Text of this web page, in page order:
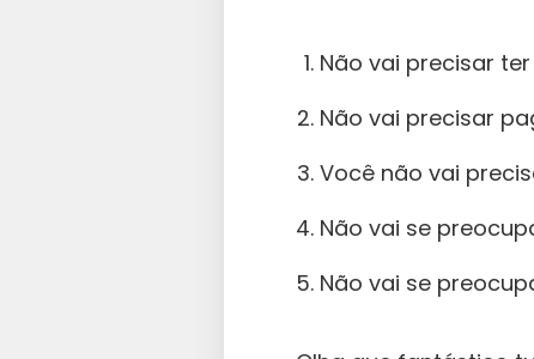
Não vai precisar
Não vai precisar
Você não vai
Não vai se
Não vai se